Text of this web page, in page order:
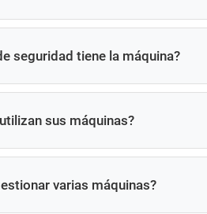
el tipo, tamaño y capacidad de la
seguridad tiene la máquina?
parada de emergencia.
sus máquinas?
energía eólica, construcción,
varias máquinas?